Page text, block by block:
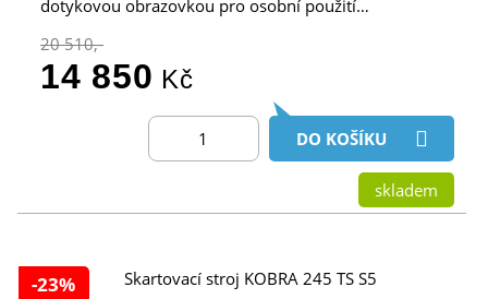
dotykovou obrazovkou pro osobní použití…
20 510,-
14 850 Kč
DO KOŠÍKU
skladem
-23%